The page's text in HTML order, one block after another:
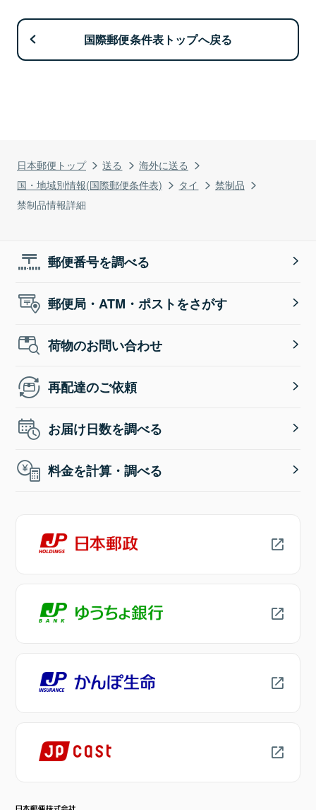
日本郵便トップ 送る
海外に送る
国・地域別情報(国際郵便条件表)
タイ
禁制品
禁制品情報詳細
国際郵便条件表トップへ戻る
郵便番号を調べる
郵便局・ATM・ポストをさがす
荷物のお問い合わせ
再配達のご依頼
お届け日数を調べる
料金を計算・調べる